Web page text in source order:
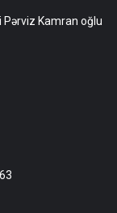
Pərviz Kamran oğlu